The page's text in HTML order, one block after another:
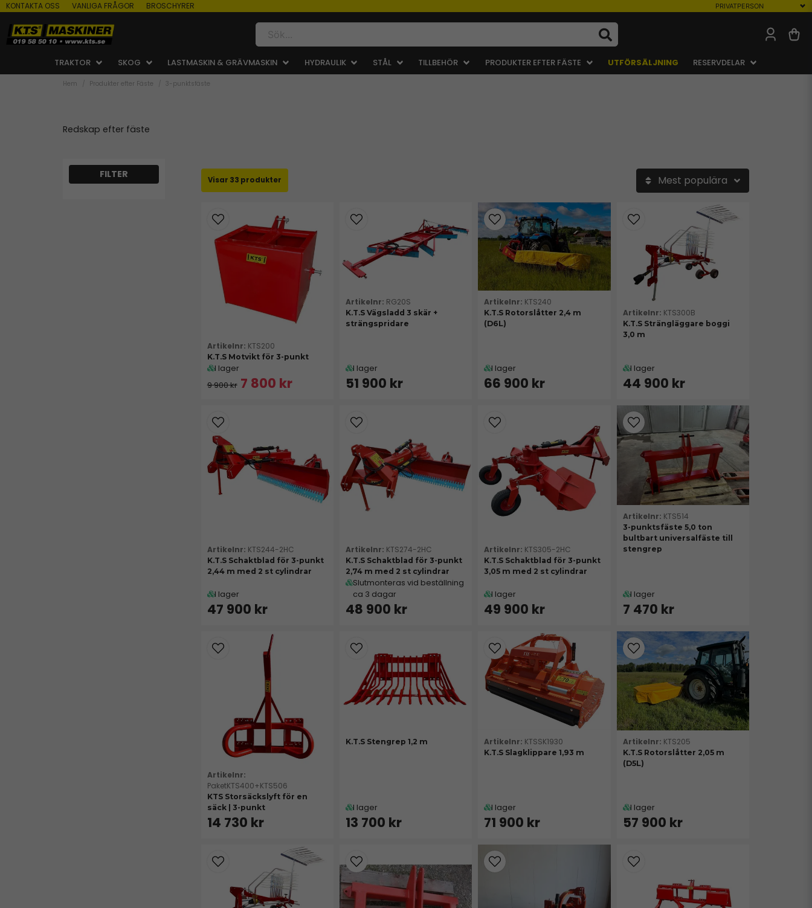
KONTAKTA OSS VANLIGA FRÅGOR BROSCHYRER
TRAKTOR SKOG LASTMASKIN & GRÄVMASKIN HYDRAULIK STÅL TILLBEHÖR PRODUKTER EFTER FÄSTE UTFÖRSÄLJNING RESERVDELAR
Hem Produkter efter Fäste 3-punktsfäste
Redskap efter fäste
33 produkter Mest populära
KTS200
K.T.S Motvikt för 3-punkt
I lager
9 900 kr 7 800 kr
RG20S
K.T.S Vägsladd 3 skär +
strängspridare
I lager
51 900 kr
KTS240
K.T.S Rotorslåtter 2,4 m
(D6L)
I lager
66 900 kr
KTS300B
K.T.S Strängläggare boggi
3,0 m
I lager
44 900 kr
KTS244-2HC
K.T.S Schaktblad för 3-punkt
2,44 m med 2 st cylindrar
I lager
47 900 kr
KTS274-2HC
K.T.S Schaktblad för 3-punkt
2,74 m med 2 st cylindrar
Slutmonteras vid beställning
ca 3 dagar
48 900 kr
KTS305-2HC
K.T.S Schaktblad för 3-punkt
3,05 m med 2 st cylindrar
I lager
49 900 kr
KTS514
3-punktsfäste 5,0 ton
bultbart universalfäste till
stengrep
I lager
7 470 kr
PaketKTS400+KTS506
KTS Storsäckslyft för en
säck | 3-punkt
14 730 kr
K.T.S Stengrep 1,2 m
I lager
13 700 kr
KTSSK1930
K.T.S Slagklippare 1,93 m
I lager
71 900 kr
KTS205
K.T.S Rotorslåtter 2,05 m
(D5L)
I lager
57 900 kr